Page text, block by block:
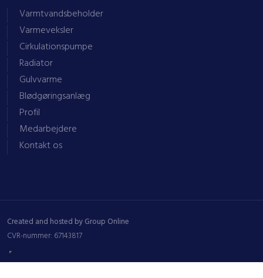
Varmtvandsbeholder
Varmeveksler
Cirkulationspumpe
Radiator
Gulvvarme
Blødgøringsanlæg
Profil
Medarbejdere
Kontakt os
Created and hosted by Group Online
CVR-nummer: 67143817